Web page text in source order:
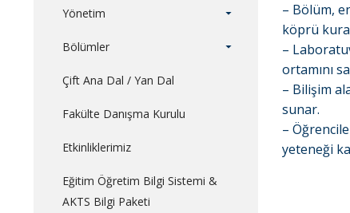
Yönetim
Bölümler
Çift Ana Dal / Yan Dal
Fakülte Danışma Kurulu
Etkinliklerimiz
Eğitim Öğretim Bilgi Sistemi &
AKTS Bilgi Paketi
– Bölüm,
köprü
–
ortamını
– Bilişim
sunar.
–
yeteneği